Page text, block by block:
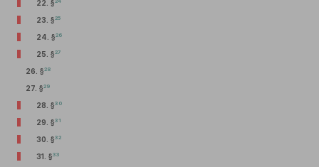
22. §
23. §25
24. §26
25. §27
26. §28
27. §29
28. §30
29. §31
30. §32
31. §33